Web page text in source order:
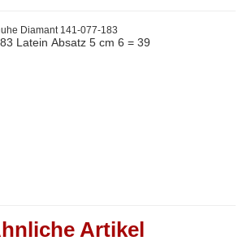
Latein Absatz 5 cm 6 = 39
Artikel